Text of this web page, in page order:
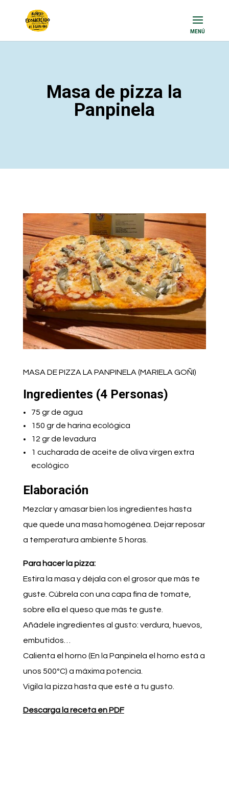
Masa de pizza la
Panpinela
MASA DE PIZZA LA PANPINELA (MARIELA GOÑI)
Ingredientes (4 Personas)
75 gr de agua
150 gr de harina ecológica
12 gr de levadura
1 cucharada de aceite de oliva virgen extra
ecológico
Elaboración
Mezclar y amasar bien los ingredientes hasta
que quede una masa homogénea. Dejar reposar
a temperatura ambiente 5 horas.
Para hacer la pizza:
Estira la masa y déjala con el grosor que más te
guste. Cúbrela con una capa fina de tomate,
sobre ella el queso que más te guste.
Añádele ingredientes al gusto: verdura, huevos,
embutidos…
Calienta el horno (En la Panpinela el horno está a
unos 500ºC) a máxima potencia.
Vigila la pizza hasta que esté a tu gusto.
Descarga la receta en PDF